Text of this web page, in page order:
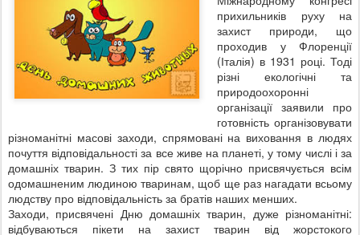
прихильників руху на
захист природи, що
проходив у Флоренції
(Італія) в 1931 році. Тоді
різні екологічні та
природоохоронні
організації заявили про
готовність організовувати
різноманітні масові заходи, спрямовані на виховання в людях
почуття відповідальності за все живе на планеті, у тому числі і за
домашніх тварин. З тих пір свято щорічно присвячується всім
одомашненим людиною тваринам, щоб ще раз нагадати всьому
людству про відповідальність за братів наших менших.
Заходи, присвячені Дню домашніх тварин, дуже різноманітні:
відбуваються пікети на захист тварин від жорстокого